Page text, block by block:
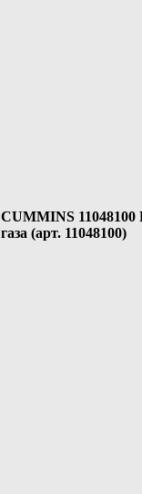
CUMMINS 11048100
газа (арт. 11048100)